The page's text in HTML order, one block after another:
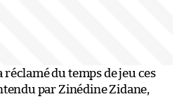
réclamé du temps de jeu ces
par Zinédine Zidane,